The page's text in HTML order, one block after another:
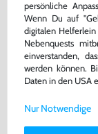
Konsole #weiß +
gebraucht
nur149,99 €
persönliche
Wenn Du auf
digitalen
Nebenquests
einverstanden,
werden können.
Daten in den USA
Weitere
Deinen Rechten
Nur Notwendige